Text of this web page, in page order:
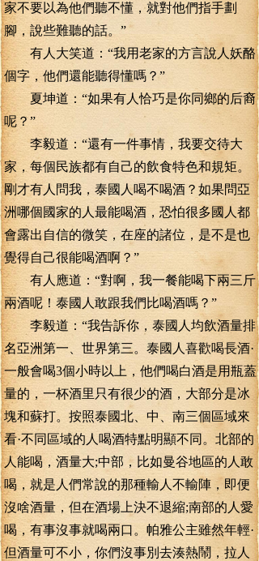
家不要以為他們聽不懂，就對他們指手劃
腳，說些難聽的話。”
有人大笑道：“我用老家的方言說人妖酪
個字，他們還能聽得懂嗎？”
夏坤道：“如果有人恰巧是你同鄉的后裔
呢？”
李毅道：“還有一件事情，我要交待大
家，每個民族都有自己的飲食特色和規矩。
剛才有人問我，泰國人喝不喝酒？如果問亞
洲哪個國家的人最能喝酒，恐怕很多國人都
會露出自信的微笑，在座的諸位，是不是也
覺得自己很能喝酒啊？”
有人應道：“對啊，我一餐能喝下兩三斤
兩酒呢！泰國人敢跟我們比喝酒嗎？”
李毅道：“我告訴你，泰國人均飲酒量排
名亞洲第一、世界第三。泰國人喜歡喝長酒·
一般會喝3個小時以上，他們喝白酒是用瓶蓋
量的，一杯酒里只有很少的酒，大部分是冰
塊和蘇打。按照泰國北、中、南三個區域來
看·不同區域的人喝酒特點明顯不同。北部的
人能喝，酒量大;中部，比如曼谷地區的人敢
喝，就是人們常說的那種輸人不輸陣，即便
沒啥酒量，但在酒場上決不退縮;南部的人愛
喝，有事沒事就喝兩口。帕雅公主雖然年輕·
但酒量可不小，你們沒事別去湊熱鬧，拉人